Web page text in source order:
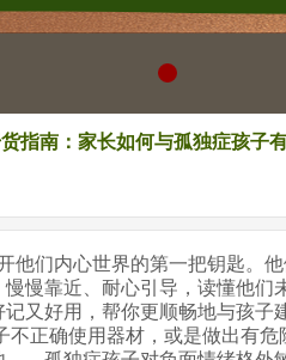
指南：家长如何与孤独症孩子
们内心世界的第一把钥匙。
慢靠近、耐心引导，读懂他
又好用，帮你更顺畅地与孩子
正确使用器材，或是做出有